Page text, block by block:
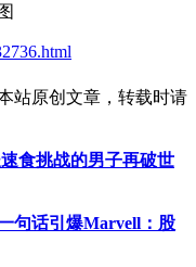
站原创文章，转载时请
食挑战的男子再破世
句话引爆Marvell：股